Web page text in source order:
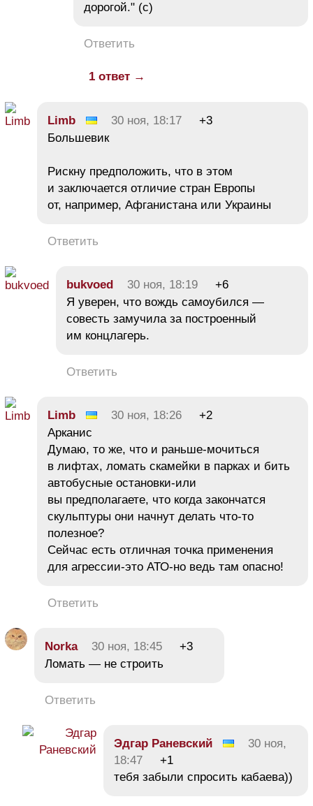
дорогой." (с)
Ответить
1 ответ →
Limb 30 ноя, 18:17
+3
Большевик
Рискну предположить, что в этом
и заключается отличие стран Европы
от, например, Афганистана или Украины
Ответить
bukvoed 30 ноя, 18:19
+6
Я уверен, что вождь самоубился —
совесть замучила за построенный
им концлагерь.
Ответить
Limb 30 ноя, 18:26
+2
Арканис
Думаю, то же, что и раньше-мочиться
в лифтах, ломать скамейки в парках и бить
автобусные остановки-или
вы предполагаете, что когда закончатся
скульптуры они начнут делать что-то
полезное?
Сейчас есть отличная точка применения
для агрессии-это АТО-но ведь там опасно!
Ответить
Norka 30 ноя, 18:45
+3
Ломать — не строить
Ответить
Эдгар Раневский
30 ноя,
18:47
+1
тебя забыли спросить кабаева))